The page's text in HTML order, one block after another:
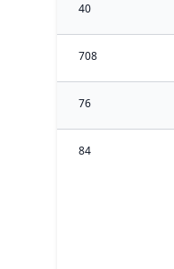
40
708
76
84